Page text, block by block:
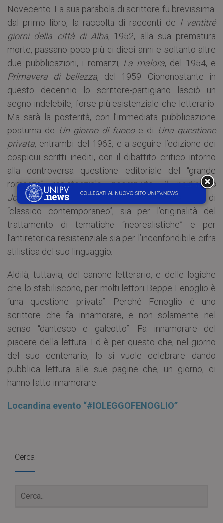
Novecento. La sua parabola di scrittore fu brevissima:
dal primo libro, la raccolta di racconti de I ventitré
giorni della città di Alba, 1952, alla sua prematura
morte, passano poco più di dieci anni e soltanto altre
due pubblicazioni, i romanzi, La malora, del 1954, e
Primavera di bellezza, del 1959. Ciononostante in
questo decennio lo scrittore-partigiano lasciò un
segno indelebile, forse più esistenziale che letterario.
Ma sarà la posterità, con l’immediata pubblicazione
postuma de Un giorno di fuoco e di Una questione
privata, entrambi del 1963, e a seguire l’edizione dei
cospicui scritti inediti, con il dibattito critico intorno
alla controversa questione editoriale del “grande
romanzo” resistenziale incompiuto,Il partigiano
Johnny, a stabilirne definitivamente la statura di
“classico contemporaneo”, sia per l’originalità del
trattamento di tematiche “neorealistiche” e per
l’antiretorica resistenziale sia per l’inconfondibile cifra
stilistica del suo linguaggio.
Aldilà, tuttavia, del canone letterario, e delle logiche
che lo stabiliscono, per molti lettori Beppe Fenoglio è
“una questione privata”. Perché Fenoglio è uno
scrittore che fa innamorare, e non solamente nel
senso “dantesco e galeotto”. Fa innamorare del
piacere della lettura. Ed è per questo che, nel giorno
del suo centenario, lo si vuole celebrare dando
pubblica lettura alle sue pagine che, un giorno, ci
hanno fatto innamorare.
Locandina evento “#IOLEGGOFENOGLIO”
Cerca